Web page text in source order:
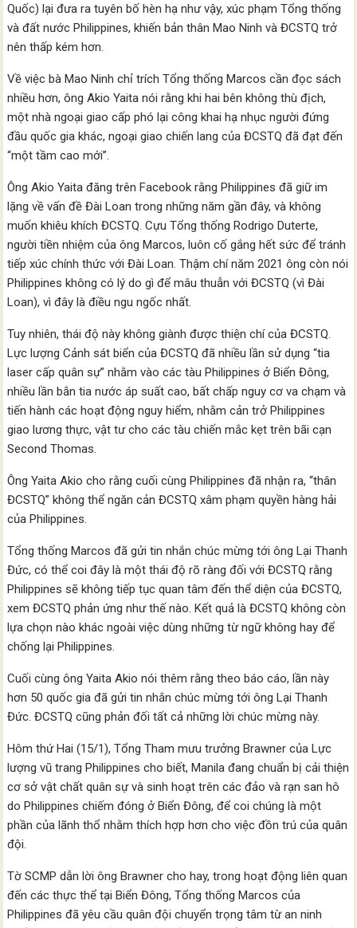
Quốc) lại đưa ra tuyên bố hèn hạ như vậy, xúc phạm Tổng thống
và đất nước Philippines, khiến bản thân Mao Ninh và ĐCSTQ trở
nên thấp kém hơn.
Về việc bà Mao Ninh chỉ trích Tổng thống Marcos cần đọc sách
nhiều hơn, ông Akio Yaita nói rằng khi hai bên không thù địch,
một nhà ngoại giao cấp phó lại công khai hạ nhục người đứng
đầu quốc gia khác, ngoại giao chiến lang của ĐCSTQ đã đạt đến
“một tầm cao mới”.
Ông Akio Yaita đăng trên Facebook rằng Philippines đã giữ im
lặng về vấn đề Đài Loan trong những năm gần đây, và không
muốn khiêu khích ĐCSTQ. Cựu Tổng thống Rodrigo Duterte,
người tiền nhiệm của ông Marcos, luôn cố gắng hết sức để tránh
tiếp xúc chính thức với Đài Loan. Thậm chí năm 2021 ông còn nói
Philippines không có lý do gì để mâu thuẫn với ĐCSTQ (vì Đài
Loan), vì đây là điều ngu ngốc nhất.
Tuy nhiên, thái độ này không giành được thiện chí của ĐCSTQ.
Lực lượng Cảnh sát biển của ĐCSTQ đã nhiều lần sử dụng “tia
laser cấp quân sự” nhằm vào các tàu Philippines ở Biển Đông,
nhiều lần bắn tia nước áp suất cao, bất chấp nguy cơ va chạm và
tiến hành các hoạt động nguy hiểm, nhằm cản trở Philippines
giao lương thực, vật tư cho các tàu chiến mắc kẹt trên bãi cạn
Second Thomas.
Ông Yaita Akio cho rằng cuối cùng Philippines đã nhận ra, “thân
ĐCSTQ” không thể ngăn cản ĐCSTQ xâm phạm quyền hàng hải
của Philippines.
Tổng thống Marcos đã gửi tin nhắn chúc mừng tới ông Lại Thanh
Đức, có thể coi đây là một thái độ rõ ràng đối với ĐCSTQ rằng
Philippines sẽ không tiếp tục quan tâm đến thể diện của ĐCSTQ,
xem ĐCSTQ phản ứng như thế nào. Kết quả là ĐCSTQ không còn
lựa chọn nào khác ngoài việc dùng những từ ngữ không hay để
chống lại Philippines.
Cuối cùng ông Yaita Akio nói thêm rằng theo báo cáo, lần này
hơn 50 quốc gia đã gửi tin nhắn chúc mừng tới ông Lại Thanh
Đức. ĐCSTQ cũng phản đối tất cả những lời chúc mừng này.
Hôm thứ Hai (15/1), Tổng Tham mưu trưởng Brawner của Lực
lượng vũ trang Philippines cho biết, Manila đang chuẩn bị cải thiện
cơ sở vật chất quân sự và sinh hoạt trên các đảo và rạn san hô
do Philippines chiếm đóng ở Biển Đông, để coi chúng là một
phần của lãnh thổ nhằm thích hợp hơn cho việc đồn trú của quân
đội.
Tờ SCMP dẫn lời ông Brawner cho hay, trong hoạt động liên quan
đến các thực thể tại Biển Đông, Tổng thống Marcos của
Philippines đã yêu cầu quân đội chuyển trọng tâm từ an ninh